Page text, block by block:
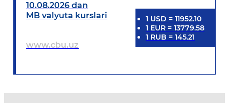
10.08.2026 dan
MB valyuta kurslari
www.cbu.uz
1 USD = 11952.10
1 EUR = 13779.58
1 RUB = 145.21